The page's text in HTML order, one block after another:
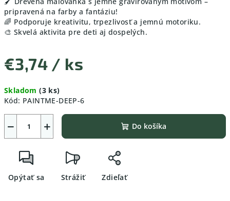
pripravená na farby a fantáziu!
🌈 Podporuje kreativitu, trpezlivosť a jemnú motoriku.
🎨 Skvelá aktivita pre deti aj dospelých.
€3,74 / ks
cena:
Skladom(3 ks)
Kód: PAINTME-DEEP-6
+
− Do košíka
Opýtať sa Strážiť Zdieľať